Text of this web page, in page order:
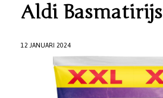
Aldi
12 JANUARI 2024